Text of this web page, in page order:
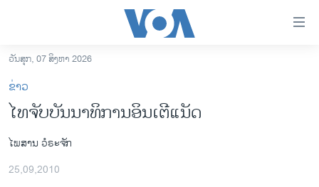
ເຂົ້າ
ຫາ
ຂ້າມ
ຂ້າມ
ຂ້າມ
ໄປ
ຫາ
ການເລືອກຕັ້ງ ປະທານາທີບໍດີ ສະຫະລັດ 2024
ຂ່າວ​ຈີນ
ວັນສຸກ, 07 ສິງຫາ 2026
ຂ່າວ
ໄທຈັບບັນນາທິການອິນເຕີແນັດ
ໄພສານ ວໍຣະຈັກ
25,09,2010